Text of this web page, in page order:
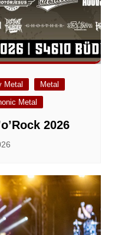
Metal
Metal
Metal
2026